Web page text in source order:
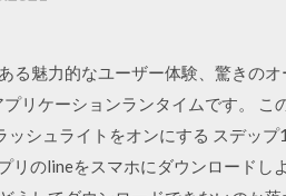
魅力的なユーザー体験、驚きの
リケーションランタイムです。 こ
シュライトをオンにする スデッ
リのlineをスマホにダウンロードし